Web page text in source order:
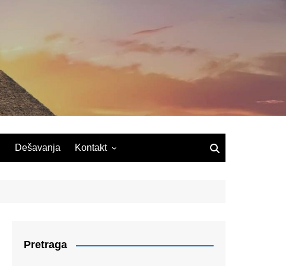
Dešavanja Kontakt
Pretraga